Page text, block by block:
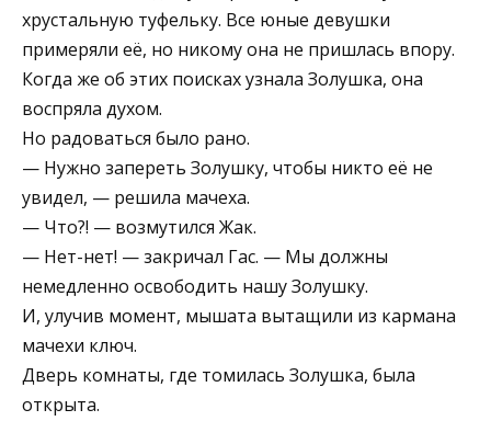
хрустальную туфельку. Все юные девушки
примеряли её, но никому она не пришлась впору.
Когда же об этих поисках узнала Золушка, она
воспряла духом.
Но радоваться было рано.
— Нужно запереть Золушку, чтобы никто её не
увидел, — решила мачеха.
— Что?! — возмутился Жак.
— Нет-нет! — закричал Гас. — Мы должны
немедленно освободить нашу Золушку.
И, улучив момент, мышата вытащили из кармана
мачехи ключ.
Дверь комнаты, где томилась Золушка, была
открыта.